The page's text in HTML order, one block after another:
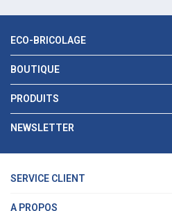
ECO-BRICOLAGE
BOUTIQUE
PRODUITS
NEWSLETTER
SERVICE CLIENT
A PROPOS